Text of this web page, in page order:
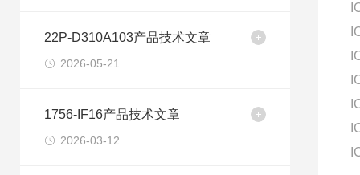
22P-D310A103产品技术文章
2026-05-21
1756-IF16产品技术文章
2026-03-12